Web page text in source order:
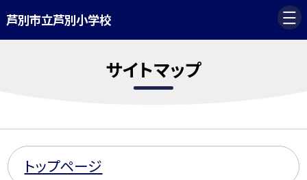
芦別市立芦別小学校
サイトマップ
トップページ